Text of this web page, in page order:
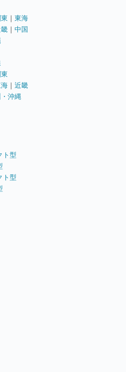
｜ 東海
｜ 中国
｜ 近畿
沖縄
ト型
ト型